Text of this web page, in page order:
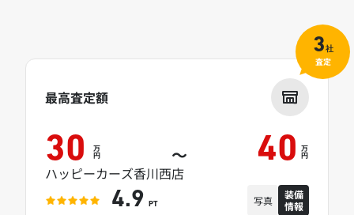
最高査定額
30 万
円 ～ 40 万
円
ハッピーカーズ香川西店
4.9 PT 写真
装備
情報
3社
査定